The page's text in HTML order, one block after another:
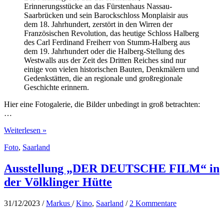
Erinnerungsstücke an das Fürstenhaus Nassau-
Saarbrücken und sein Barockschloss Monplaisir aus
dem 18. Jahrhundert, zerstört in den Wirren der
Französischen Revolution, das heutige Schloss Halberg
des Carl Ferdinand Freiherr von Stumm-Halberg aus
dem 19. Jahrhundert oder die Halberg-Stellung des
Westwalls aus der Zeit des Dritten Reiches sind nur
einige von vielen historischen Bauten, Denkmälern und
Gedenkstätten, die an regionale und großregionale
Geschichte erinnern.
Hier eine Fotogalerie, die Bilder unbedingt in groß betrachten:
…
Wanderweg
Halberg
Saarbrücken
Weiterlesen »
Foto, Saarland
Ausstellung „DER DEUTSCHE FILM“ in
der Völklinger Hütte
31/12/2023 /Markus /Kino, Saarland / 2 Kommentare